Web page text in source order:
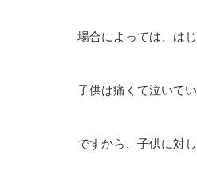
場合によっては、は
子供は痛くて泣いて
ですから、子供に対